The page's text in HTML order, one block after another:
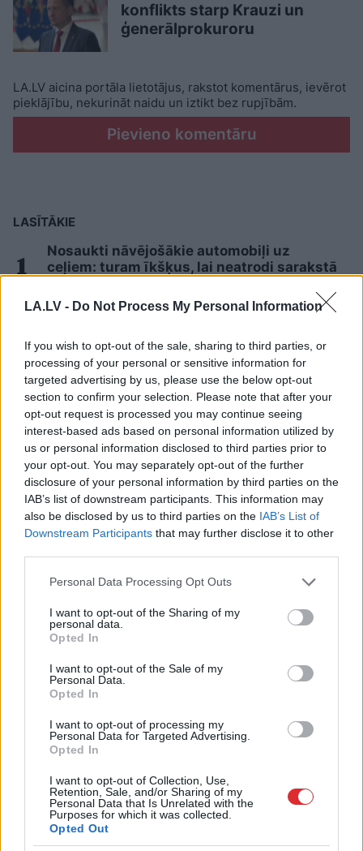
LA.LV - Do Not Process My Personal Information
If you wish to opt-out of the sale, sharing to third parties, or
processing of your personal or sensitive information for
targeted advertising by us, please use the below opt-out
section to confirm your selection. Please note that after your
opt-out request is processed you may continue seeing
interest-based ads based on personal information utilized by
us or personal information disclosed to third parties prior to
your opt-out. You may separately opt-out of the further
disclosure of your personal information by third parties on the
IAB’s list of downstream participants. This information may
also be disclosed by us to third parties on the IAB’s List of
Downstream Participants that may further disclose it to other
Please note that this website/app uses one or more Google
not limited to your visit or usage behaviour. You may click to
grant or deny consent to Google and its third-party tags to
use your data for below specified purposes in below Google
consent section.
Personal Data Processing Opt Outs
I want to opt-out of the Sharing of my
personal data.
Opted In
I want to opt-out of the Sale of my
Personal Data.
Opted In
I want to opt-out of processing my
Personal Data for Targeted Advertising.
Opted In
I want to opt-out of Collection, Use,
Retention, Sale, and/or Sharing of my
Personal Data that Is Unrelated with the
Purposes for which it was collected.
Opted Out
konflikts starp Krauzi un
ģenerālprokuroru
LA.LV aicina portāla lietotājus, rakstot komentārus, ievērot
pieklājību, nekurināt naidu un iztikt bez rupjībām.
Pievieno komentāru
LASĪTĀKIE
Nosaukti nāvējošākie automobiļi uz
ceļiem: turam īkšķus, lai neatrodi sarakstā
Vai tiešām jebkurš var kandidēt Saeimas
vēlēšanās, skaidro advokāts
FOTO.“Vai tas ir normāli?” Guntars veikalā
nopērk tomātu, taču, pārgriežot to uz
pusēm, viņu sagaida pārsteigums
Kā duncis mugurā! Bagātā Krievijas
kaimiņvalsts praktiski atteikusies no
Krievijas naftas iepirkšanas
Viņuskatiens “izurbjas” citiem cauri: 3
datumi, kuros dzimušos mēdz uzskatīt
par biedējošiem
Lasīt citas ziņas